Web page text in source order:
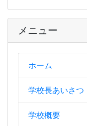
メニュー
ホーム
学校長あいさつ
学校概要